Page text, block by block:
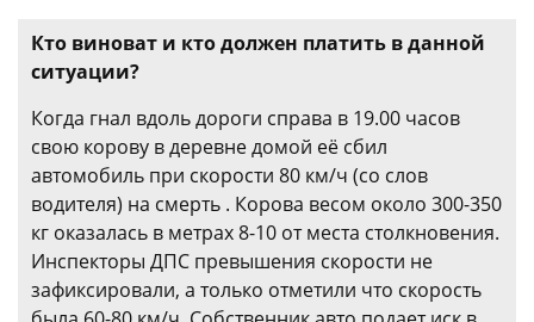
Кто виноват и кто должен платить в данной
ситуации?
Когда гнал вдоль дороги справа в 19.00 часов
свою корову в деревне домой её сбил
автомобиль при скорости 80 км/ч (со слов
водителя) на смерть . Корова весом около 300-350
кг оказалась в метрах 8-10 от места столкновения.
Инспекторы ДПС превышения скорости не
зафиксировали, а только отметили что скорость